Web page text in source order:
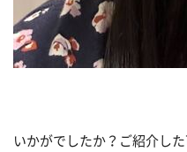
いかがでしたか？ご紹介し